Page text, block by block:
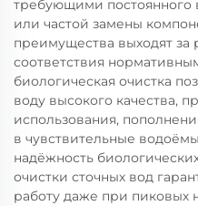
требующими постоянного
или частой замены
преимущества выходят за
соответствия
биологическая очистка
воду высокого качества,
использования,
в чувствительные
надёжность
очистки сточных вод
работу даже при пиковых